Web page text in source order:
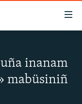
inanam
mabüsiniñ